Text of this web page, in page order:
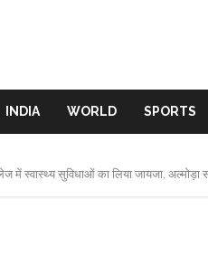
INDIA WORLD SPORTS
में स्वास्थ्य सुविधाओं का लिया जायजा, अल्मोड़ा